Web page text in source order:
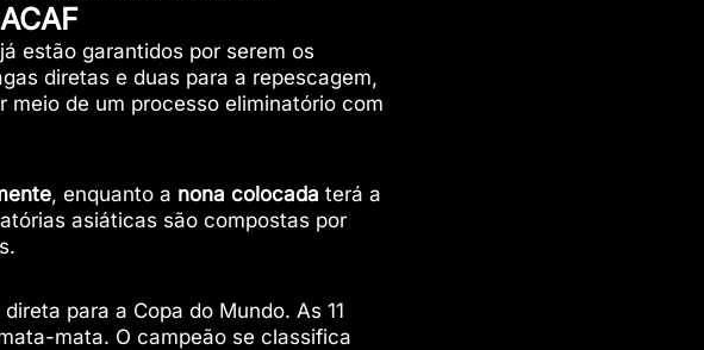
estão garantidos por serem os
diretas e duas para a repescagem,
meio de um processo eliminatório com
, enquanto a nona colocada terá a
asiáticas são compostas por
para a Copa do Mundo. As 11
mata. O campeão se classifica